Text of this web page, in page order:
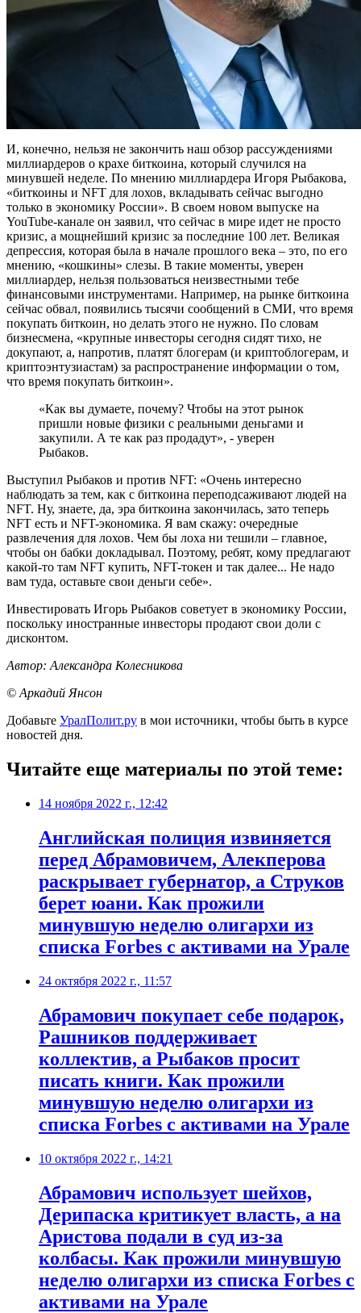
И, конечно, нельзя не закончить наш обзор рассуждениями
миллиардеров о крахе биткоина, который случился на
минувшей неделе. По мнению миллиардера Игоря Рыбакова,
«биткоины и NFT для лохов, вкладывать сейчас выгодно
только в экономику России». В своем новом выпуске на
YouTube-канале он заявил, что сейчас в мире идет не просто
кризис, а мощнейший кризис за последние 100 лет. Великая
депрессия, которая была в начале прошлого века – это, по его
мнению, «кошкины» слезы. В такие моменты, уверен
миллиардер, нельзя пользоваться неизвестными тебе
финансовыми инструментами. Например, на рынке биткоина
сейчас обвал, появились тысячи сообщений в СМИ, что время
покупать биткоин, но делать этого не нужно. По словам
бизнесмена, «крупные инвесторы сегодня сидят тихо, не
докупают, а, напротив, платят блогерам (и криптоблогерам, и
криптоэнтузиастам) за распространение информации о том,
что время покупать биткоин».
«Как вы думаете, почему? Чтобы на этот рынок
пришли новые физики с реальными деньгами и
закупили. А те как раз продадут», - уверен
Рыбаков.
Выступил Рыбаков и против NFT: «Очень интересно
наблюдать за тем, как с биткоина переподсаживают людей на
NFT. Ну, знаете, да, эра биткоина закончилась, зато теперь
NFT есть и NFT-экономика. Я вам скажу: очередные
развлечения для лохов. Чем бы лоха ни тешили – главное,
чтобы он бабки докладывал. Поэтому, ребят, кому предлагают
какой-то там NFT купить, NFT-токен и так далее... Не надо
вам туда, оставьте свои деньги себе».
Инвестировать Игорь Рыбаков советует в экономику России,
поскольку иностранные инвесторы продают свои доли с
дисконтом.
Автор: Александра Колесникова
© Аркадий Янсон
Добавьте УралПолит.ру в мои источники, чтобы быть в курсе
новостей дня.
Читайте еще материалы по этой теме:
14 ноября 2022 г., 12:42
​Английская полиция извиняется
перед Абрамовичем, Алекперова
раскрывает губернатор, а Струков
берет юани. Как прожили
минувшую неделю олигархи из
списка Forbes с активами на Урале
24 октября 2022 г., 11:57
​Абрамович покупает себе подарок,
Рашников поддерживает
коллектив, а Рыбаков просит
писать книги. Как прожили
минувшую неделю олигархи из
списка Forbes с активами на Урале
10 октября 2022 г., 14:21
Абрамович использует шейхов,
Дерипаска критикует власть, а на
Аристова подали в суд из-за
колбасы. Как прожили минувшую
неделю олигархи из списка Forbes с
активами на Урале